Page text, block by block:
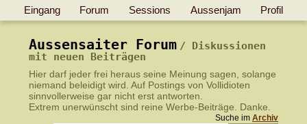
Eingang Forum Sessions Aussenjam Profil
Aussensaiter Forum
Diskussionen
mit neuen Beiträgen
Hier darf jeder frei heraus seine Meinung sagen, solange
niemand beleidigt wird. Auf Postings von Vollidioten
sinnvollerweise gar nicht erst antworten
Extrem unerwünscht sind reine Werbe-Beiträge. Danke.
Suche im Archiv